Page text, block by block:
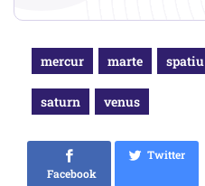
mercur marte spatiu
saturn venus
Facebook
Twitter